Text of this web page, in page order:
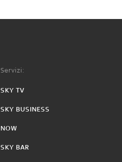
Servizi:
SKY TV
SKY BUSINESS
NOW
SKY BAR